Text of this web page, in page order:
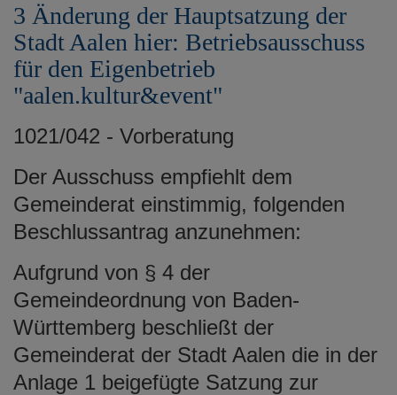
3 Änderung der Hauptsatzung der
Stadt Aalen hier: Betriebsausschuss
für den Eigenbetrieb
"aalen.kultur&event"
1021/042 - Vorberatung
Der Ausschuss empfiehlt dem
Gemeinderat einstimmig, folgenden
Beschlussantrag anzunehmen:
Aufgrund von § 4 der
Gemeindeordnung von Baden-
Württemberg beschließt der
Gemeinderat der Stadt Aalen die in der
Anlage 1 beigefügte Satzung zur